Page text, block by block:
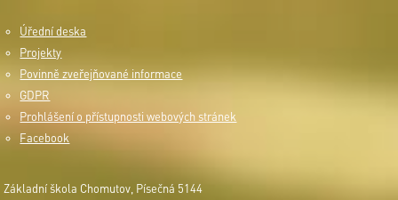
Úřední deska
Projekty
Povinně zveřejňované informace
GDPR
Prohlášení o přístupnosti webových stránek
Facebook
Základní škola Chomutov, Písečná 5144